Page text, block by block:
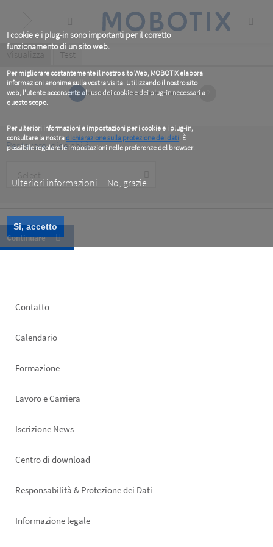
I cookie e i plug-in sono importanti per il corretto
funzionamento di un sito web.
Per migliorare costantemente il nostro sito Web, MOBOTIX elabora
informazioni anonime sulla vostra visita. Utilizzando il nostro sito
web, l'utente acconsente all'uso dei cookie e dei plug-in necessari a
questo scopo.
Per ulteriori informazioni e impostazioni per i cookie e i plug-in,
consultare la nostradichiarazione sulla protezione dei dati. È
possibile regolare le impostazioni nelle preferenze del browser.
Ulteriori informazioni
No, grazie.
Si, accetto
content
Primary
tabs
Visualizza (active
Test
1
Per favore, dice chi è
Type
Footer
Contatto
Calendario
Formazione
Lavoro e Carriera
Iscrizione News
Footer
Centro di download
Responsabilità & Protezione dei Dati
Informazione legale